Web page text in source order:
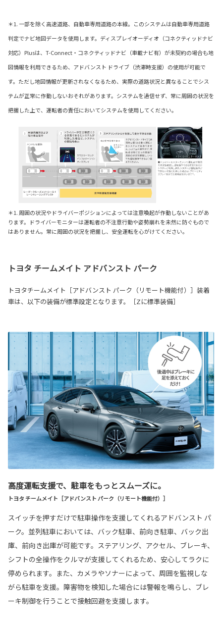
＊1. 一部を除く高速道路、自動車専用道路の本線。このシステムは自動車専用道路
判定でナビ地図データを使用します。ディスプレイオーディオ（コネクティッドナビ
対応）Plusは、T-Connect・コネクティッドナビ（車載ナビ有）が未契約の場合も地
図情報を利用できるため、アドバンスト ドライブ（渋滞時支援）の使用が可能で
す。ただし地図情報が更新されなくなるため、実際の道路状況と異なることでシス
テムが正常に作動しないおそれがあります。システムを過信せず、常に周囲の状況を
把握した上で、運転者の責任においてシステムを使用してください。
＊1. 周囲の状況やドライバーポジションによっては注意喚起が作動しないことがあ
ります。ドライバーモニターは運転者の不注意行動や姿勢崩れを未然に防ぐもので
はありません。常に周囲の状況を把握し、安全運転を心がけてください。
トヨタ チームメイト アドバンスト パーク
トヨタチームメイト［アドバンスト パーク（リモート機能付）］装着
車は、以下の装備が標準設定となります。［Zに標準装備］
高度運転支援で、駐車をもっとスムーズに。
トヨタ チームメイト［アドバンスト パーク（リモート機能付）］
スイッチを押すだけで駐車操作を支援してくれるアドバンスト パ
ーク。並列駐車においては、バック駐車、前向き駐車、バック出
庫、前向き出庫が可能です。ステアリング、アクセル、ブレーキ、
シフトの全操作をクルマが支援してくれるため、安心してラクに
停められます。また、カメラやソナーによって、周囲を監視しな
がら駐車を支援。障害物を検知した場合には警報を鳴らし、ブレ
ーキ制御を行うことで接触回避を支援します。